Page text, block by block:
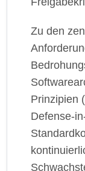
Zu den
Prinzipien
Defense-